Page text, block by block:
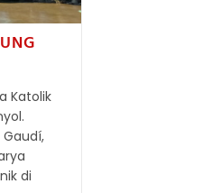
Katolik
di